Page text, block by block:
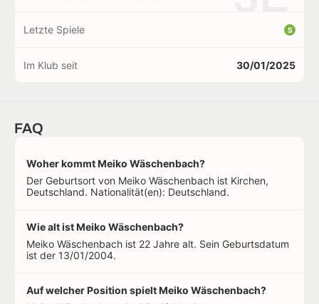
Letzte Spiele S
Im Klub seit 30/01/2025
FAQ
Woher kommt Meiko Wäschenbach?
Der Geburtsort von Meiko Wäschenbach ist Kirchen,
Deutschland. Nationalität(en): Deutschland.
Wie alt ist Meiko Wäschenbach?
Meiko Wäschenbach ist 22 Jahre alt. Sein Geburtsdatum
ist der 13/01/2004.
Auf welcher Position spielt Meiko Wäschenbach?